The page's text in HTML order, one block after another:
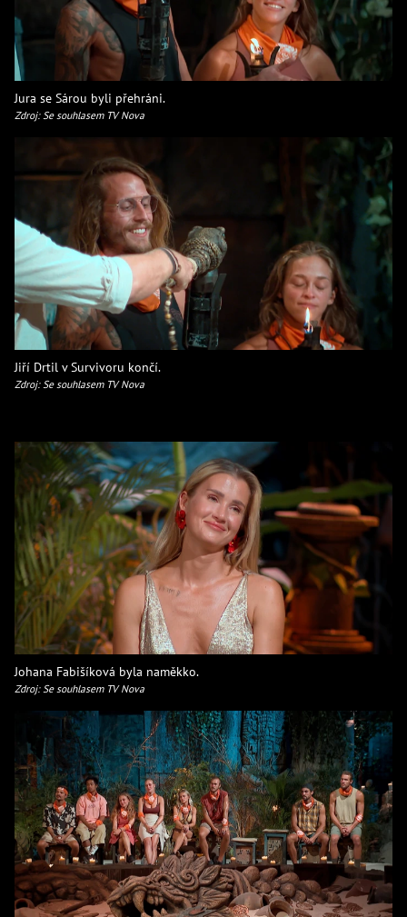
Jura se Sárou byli přehráni.
Zdroj: Se souhlasem TV Nova
Jiří Drtil v Survivoru končí.
Zdroj: Se souhlasem TV Nova
Johana Fabišíková byla naměkko.
Zdroj: Se souhlasem TV Nova